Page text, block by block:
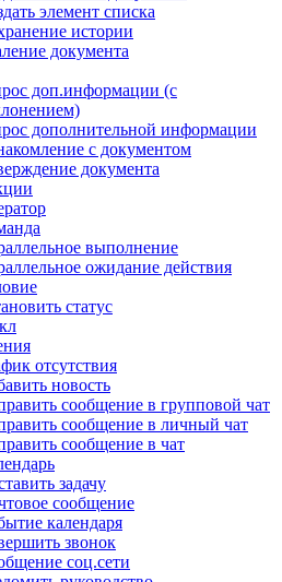
элемент списка
истории
документа
доп.информации (с
дополнительной информации
с документом
документа
выполнение
ожидание действия
статус
отсутствия
новость
сообщение в групповой чат
сообщение в личный чат
сообщение в чат
задачу
сообщение
календаря
звонок
соц.сети